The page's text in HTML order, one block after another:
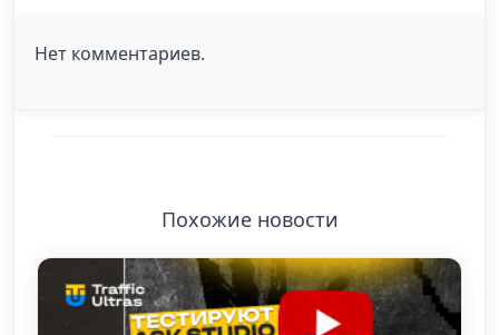
Нет комментариев.
Похожие новости